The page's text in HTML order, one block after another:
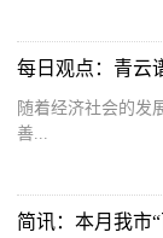
每日观点：青云
随着经济社会的发
善...
简讯：本月我市